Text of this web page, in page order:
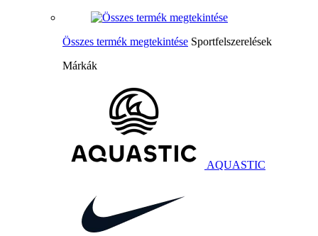
Összes termék megtekintése Sportfelszerelések
Márkák
AQUASTIC